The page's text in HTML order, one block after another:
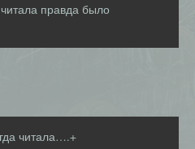
правда было
читала….+